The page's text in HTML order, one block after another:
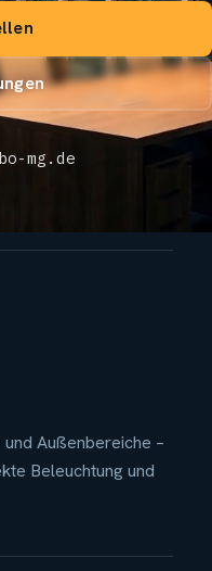
mg.de
Außenbereiche –
Beleuchtung und